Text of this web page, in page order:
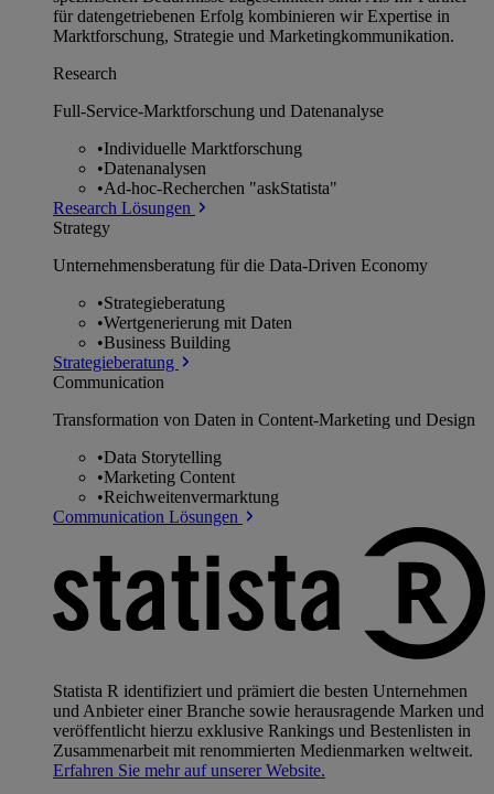
für datengetriebenen Erfolg kombinieren wir Expertise in
Marktforschung, Strategie und Marketingkommunikation.
Research
Full-Service-Marktforschung und Datenanalyse
•Individuelle Marktforschung
•Datenanalysen
•Ad-hoc-Recherchen "askStatista"
Research Lösungen
Strategy
Unternehmens­beratung für die Data-Driven Economy
•Strategieberatung
•Wertgenerierung mit Daten
•Business Building
Strategieberatung
Communication
Transformation von Daten in Content-Marketing und Design
•Data Storytelling
•Marketing Content
•Reichweitenvermarktung
Communication Lösungen
Statista R identifiziert und prämiert die besten Unternehmen
und Anbieter einer Branche sowie herausragende Marken und
veröffentlicht hierzu exklusive Rankings und Bestenlisten in
Zusammenarbeit mit renommierten Medienmarken weltweit.
Erfahren Sie mehr auf unserer Website.